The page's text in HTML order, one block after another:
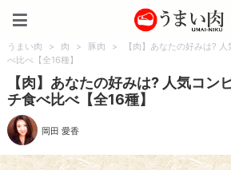
うまい肉 > 肉 > 豚肉 >
【肉】あなたの好みは?
べ比べ【全16種】
【肉】あなたの好みは? 人気コン
チ食べ比べ【全16種】
岡田 愛香